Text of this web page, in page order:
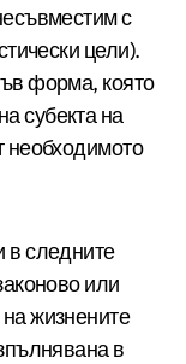
с
цели).
форма, която
субекта на
необходимото
в следните
или
жизнените
в